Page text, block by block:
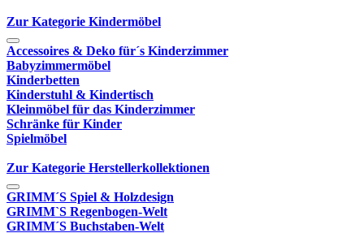
Zur Kategorie Kindermöbel
Accessoires & Deko für´s Kinderzimmer
Babyzimmermöbel
Kinderbetten
Kinderstuhl & Kindertisch
Kleinmöbel für das Kinderzimmer
Schränke für Kinder
Spielmöbel
Zur Kategorie Herstellerkollektionen
GRIMM´S Spiel & Holzdesign
GRIMM`S Regenbogen-Welt
GRIMM´S Buchstaben-Welt